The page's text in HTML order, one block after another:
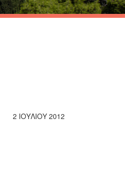
2 ΙΟΥΛΙΟΥ 2012